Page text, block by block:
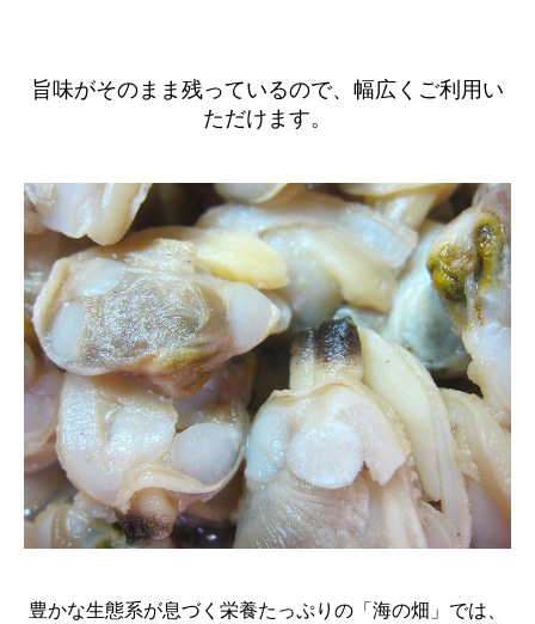
旨味がそのまま残っているので、幅広くご利用い
ただけます。
豊かな生態系が息づく栄養たっぷりの「海の畑」では、